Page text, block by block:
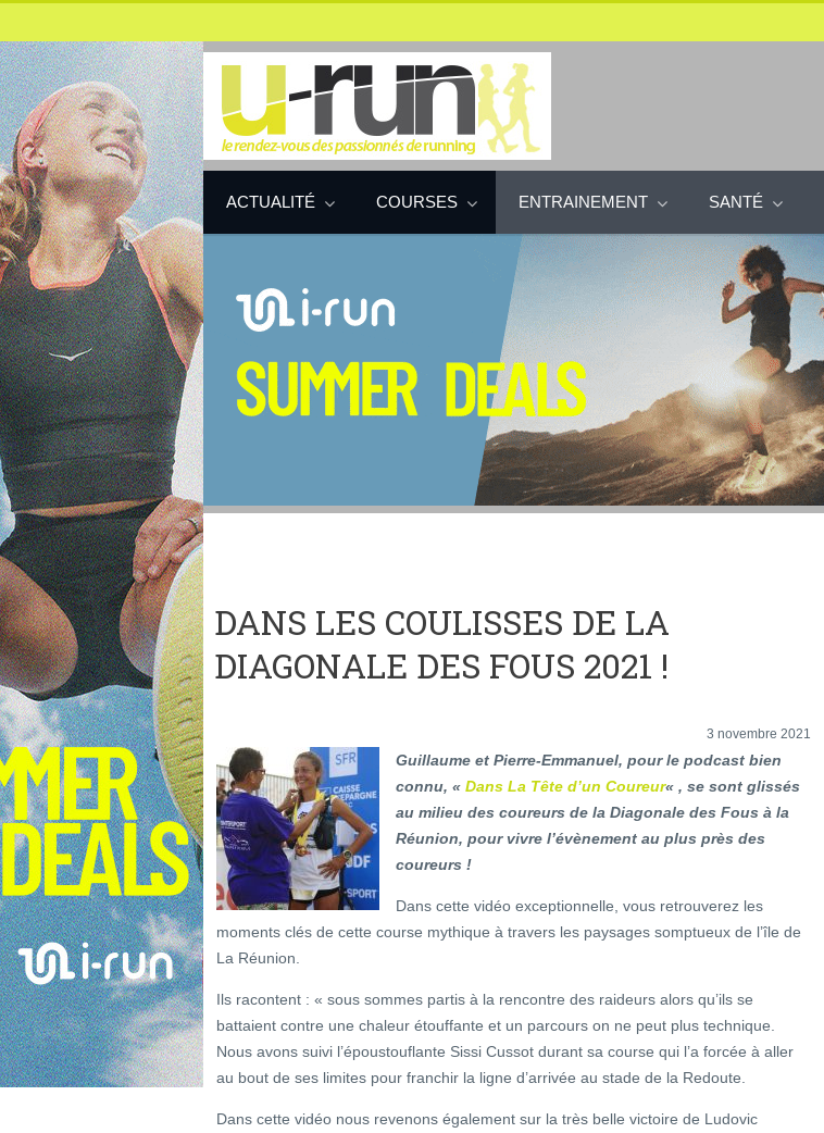
ACTUALITÉ COURSES ENTRAINEMENT SANTÉ
DANS LES COULISSES DE LA
DIAGONALE DES FOUS 2021 !
3 novembre 2021
Guillaume et Pierre-Emmanuel, pour le podcast bien
connu, « Dans La Tête d’un Coureur« , se sont glissés
au milieu des coureurs de la Diagonale des Fous à la
Réunion, pour vivre l’évènement au plus près des
coureurs !
Dans cette vidéo exceptionnelle, vous retrouverez les
moments clés de cette course mythique à travers les paysages somptueux de l’île de
La Réunion.
Ils racontent : « sous sommes partis à la rencontre des raideurs alors qu’ils se
battaient contre une chaleur étouffante et un parcours on ne peut plus technique.
Nous avons suivi l’époustouflante Sissi Cussot durant sa course qui l’a forcée à aller
au bout de ses limites pour franchir la ligne d’arrivée au stade de la Redoute.
Dans cette vidéo nous revenons également sur la très belle victoire de Ludovic